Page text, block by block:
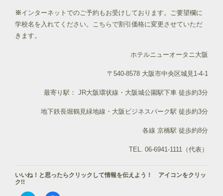
※インターネットでのご予約もお受けしております。ご要望欄に
学校名を入れてください。こちらで割引価格に変更させていただ
きます。
ホテルニューオータニ大阪
〒540-8578 大阪市中央区城見1-4-1
最寄り駅： JR大阪環状線・大阪城公園駅下車 徒歩約3分
地下鉄長堀鶴見緑地線・大阪ビジネスパーク駅 徒歩約3分
各線 京橋駅 徒歩約8分
TEL. 06-6941-1111（代表）
いいね！と思ったらクリックして情報を伝えよう！ アイコンをクリッ
ク!!